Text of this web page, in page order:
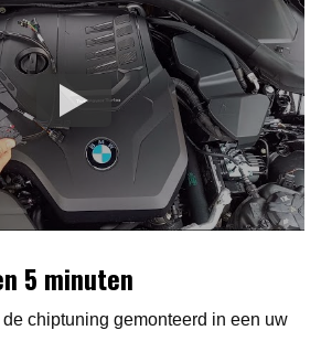
5 minuten
chiptuning gemonteerd in een uw